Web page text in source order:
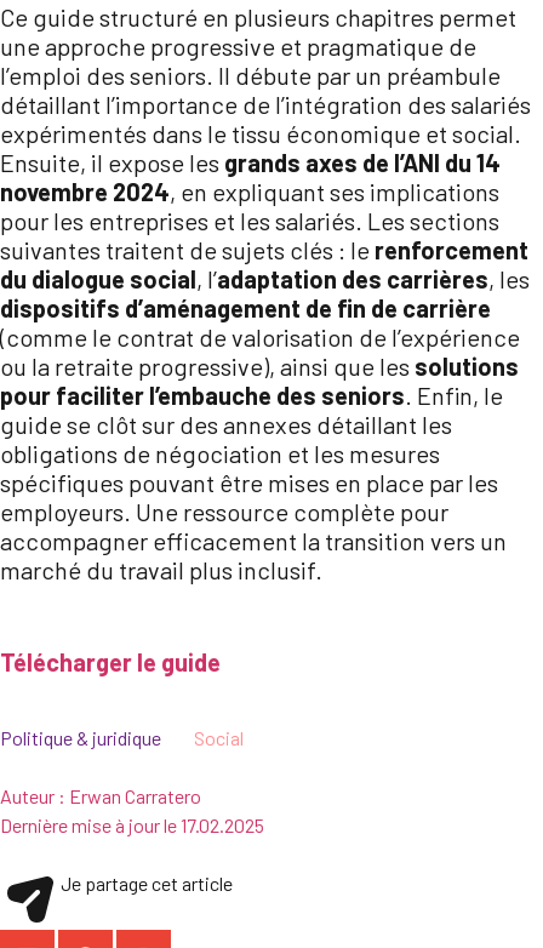
Ce guide structuré en plusieurs chapitres permet
une approche progressive et pragmatique de
l’emploi des seniors. Il débute par un préambule
détaillant l’importance de l’intégration des salariés
expérimentés dans le tissu économique et social.
Ensuite, il expose les grands axes de l’ANI du 14
novembre 2024, en expliquant ses implications
pour les entreprises et les salariés. Les sections
suivantes traitent de sujets clés : le renforcement
du dialogue social, l’adaptation des carrières, les
dispositifs d’aménagement de fin de carrière
(comme le contrat de valorisation de l’expérience
ou la retraite progressive), ainsi que les solutions
pour faciliter l’embauche des seniors . Enfin, le
guide se clôt sur des annexes détaillant les
obligations de négociation et les mesures
spécifiques pouvant être mises en place par les
employeurs. Une ressource complète pour
accompagner efficacement la transition vers un
marché du travail plus inclusif.
Télécharger le guide
Politique & juridique Social
Auteur : Erwan Carratero
Dernière mise à jour le17.02.2025
Je partage cet article